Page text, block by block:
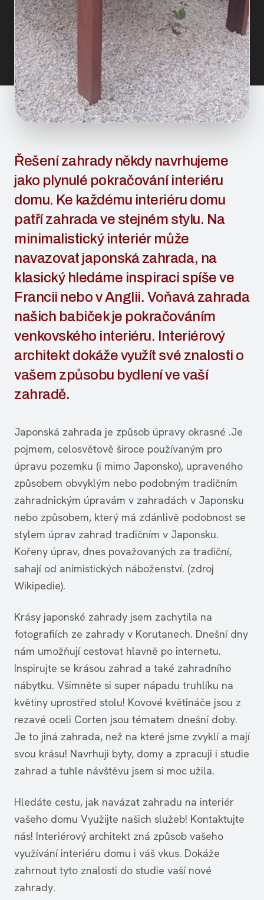
Řešení zahrady někdy navrhujeme
jako plynulé pokračování interiéru
domu. Ke každému interiéru domu
patří zahrada ve stejném stylu. Na
minimalistický interiér může
navazovat japonská zahrada, na
klasický hledáme inspiraci spíše ve
Francii nebo v Anglii. Voňavá zahrada
našich babiček je pokračováním
venkovského interiéru. Interiérový
architekt dokáže využít své znalosti o
vašem způsobu bydlení ve vaší
zahradě.
Japonská zahrada je způsob úpravy okrasné .Je
pojmem, celosvětově široce používaným pro
úpravu pozemku (i mimo Japonsko), upraveného
způsobem obvyklým nebo podobným tradičním
zahradnickým úpravám v zahradách v Japonsku
nebo způsobem, který má zdánlivě podobnost se
stylem úprav zahrad tradičním v Japonsku.
Kořeny úprav, dnes považovaných za tradiční,
sahají od animistických náboženství. (zdroj
Wikipedie).
Krásy japonské zahrady jsem zachytila na
fotografiích ze zahrady v Korutanech. Dnešní dny
nám umožňují cestovat hlavně po internetu.
Inspirujte se krásou zahrad a také zahradního
nábytku. Všimněte si super nápadu truhlíku na
květiny uprostřed stolu! Kovové květináče jsou z
rezavé oceli Corten jsou tématem dnešní doby.
Je to jiná zahrada, než na které jsme zvyklí a mají
svou krásu! Navrhuji byty, domy a zpracuji i studie
zahrad a tuhle návštěvu jsem si moc užila.
Hledáte cestu, jak navázat zahradu na interiér
vašeho domu Využijte našich služeb! Kontaktujte
nás! Interiérový architekt zná způsob vašeho
využívání interiéru domu i váš vkus. Dokáže
zahrnout tyto znalosti do studie vaší nové
zahrady.